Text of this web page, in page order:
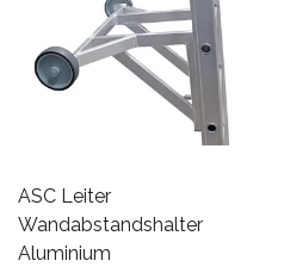
ASC Leiter
Wandabstandshalter
Aluminium